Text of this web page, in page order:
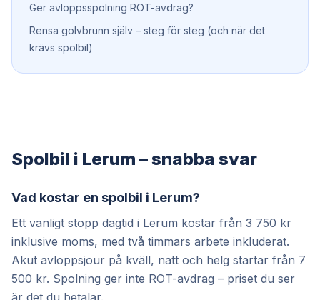
Ger avloppsspolning ROT-avdrag?
Rensa golvbrunn själv – steg för steg (och när det
krävs spolbil)
Spolbil i Lerum – snabba svar
Vad kostar en spolbil i Lerum?
Ett vanligt stopp dagtid i Lerum kostar från 3 750 kr
inklusive moms, med två timmars arbete inkluderat.
Akut avloppsjour på kväll, natt och helg startar från 7
500 kr. Spolning ger inte ROT-avdrag – priset du ser
är det du betalar.